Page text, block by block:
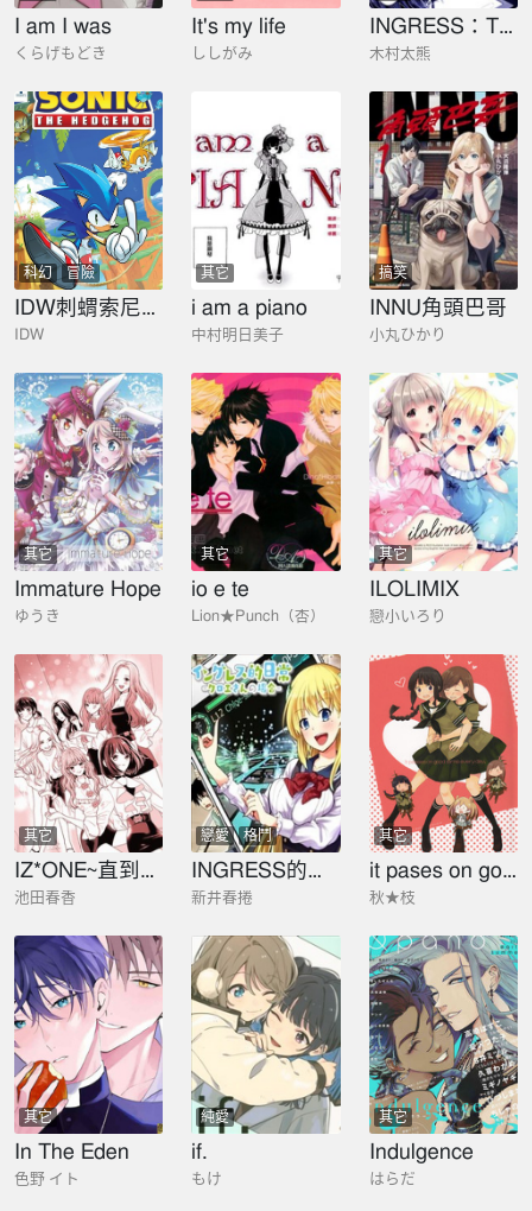
I am I was
くらげもどき
It's my life
ししがみ
INGRESS：TOKYO ANOMALY
木村太熊
科幻 冒險
IDW刺蝟索尼克漫畫
IDW
其它
i am a piano
中村明日美子
搞笑
INNU角頭巴哥
小丸ひかり
其它
Immature Hope
ゆうき
其它
io e te
Lion★Punch（杏）
其它
ILOLIMIX
戀小いろり
其它
IZ*ONE~直到我們成爲一體~
池田春香
戀愛 格鬥
INGRESS的日常-玖露繪的情況
新井春捲
其它
it pases on good terms every day
秋★枝
其它
In The Eden
色野 イト
純愛
if.
もけ
其它
Indulgence
はらだ